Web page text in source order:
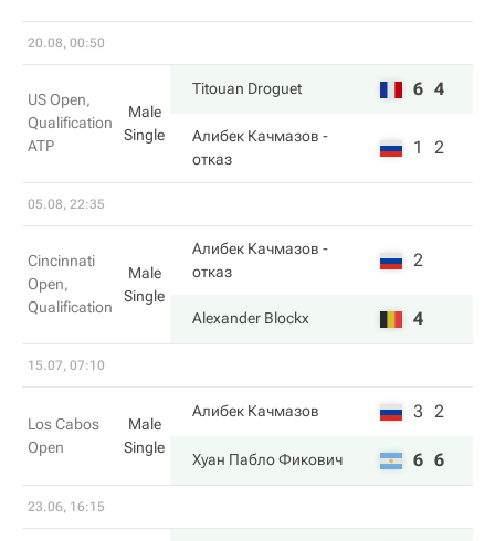
20.08, 00:50
US Open,
Qualification
ATP
Male
Single
Titouan Droguet 6 4
Алибек Качмазов -
отказ
1 2
05.08, 22:35
Cincinnati
Open,
Qualification
Male
Single
Алибек Качмазов -
отказ
2
Alexander Blockx 4
15.07, 07:10
Los Cabos
Open
Male
Single
Алибек Качмазов 3 2
Хуан Пабло Фикович 6 6
23.06, 16:15